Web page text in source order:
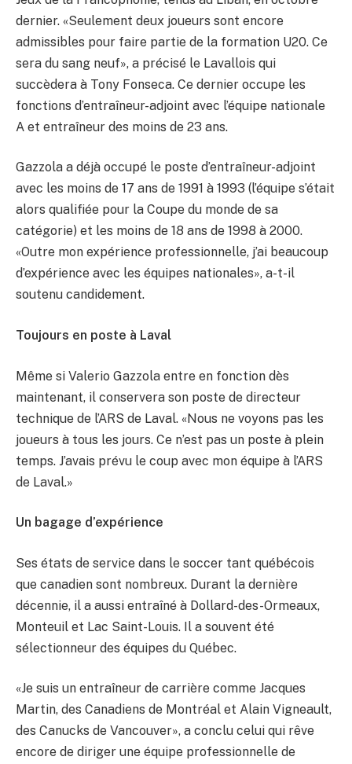
dernier. «Seulement deux joueurs sont encore
admissibles pour faire partie de la formation U20. Ce
sera du sang neuf», a précisé le Lavallois qui
succèdera à Tony Fonseca. Ce dernier occupe les
fonctions d’entraîneur-adjoint avec l’équipe nationale
A et entraîneur des moins de 23 ans.
Gazzola a déjà occupé le poste d’entraîneur-adjoint
avec les moins de 17 ans de 1991 à 1993 (l’équipe s’était
alors qualifiée pour la Coupe du monde de sa
catégorie) et les moins de 18 ans de 1998 à 2000.
«Outre mon expérience professionnelle, j’ai beaucoup
d’expérience avec les équipes nationales», a-t-il
soutenu candidement.
Toujours en poste à Laval
Même si Valerio Gazzola entre en fonction dès
maintenant, il conservera son poste de directeur
technique de l’ARS de Laval. «Nous ne voyons pas les
joueurs à tous les jours. Ce n’est pas un poste à plein
temps. J’avais prévu le coup avec mon équipe à l’ARS
de Laval.»
Un bagage d’expérience
Ses états de service dans le soccer tant québécois
que canadien sont nombreux. Durant la dernière
décennie, il a aussi entraîné à Dollard-des-Ormeaux,
Monteuil et Lac Saint-Louis. Il a souvent été
sélectionneur des équipes du Québec.
«Je suis un entraîneur de carrière comme Jacques
Martin, des Canadiens de Montréal et Alain Vigneault,
des Canucks de Vancouver», a conclu celui qui rêve
encore de diriger une équipe professionnelle de